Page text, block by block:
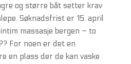
og større båt setter krav
Søknadsfrist er 15. april
massasje bergen – to
For noen er det en
en plass der de kan vaske